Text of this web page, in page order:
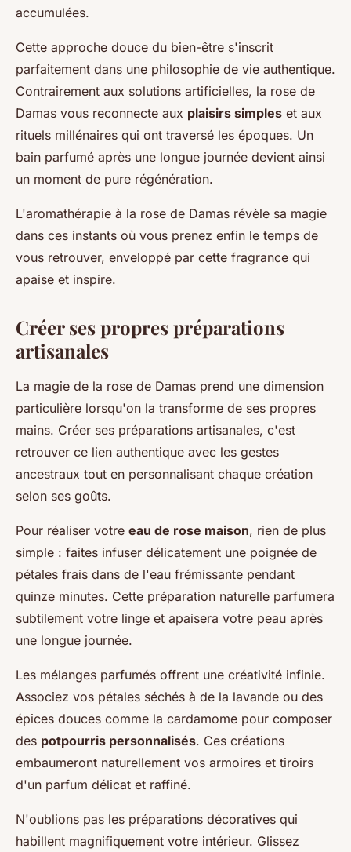
accumulées.
Cette approche douce du bien-être s'inscrit
parfaitement dans une philosophie de vie authentique.
Contrairement aux solutions artificielles, la rose de
Damas vous reconnecte aux plaisirs simples et aux
rituels millénaires qui ont traversé les époques. Un
bain parfumé après une longue journée devient ainsi
un moment de pure régénération.
L'aromathérapie à la rose de Damas révèle sa magie
dans ces instants où vous prenez enfin le temps de
vous retrouver, enveloppé par cette fragrance qui
apaise et inspire.
Créer ses propres préparations
artisanales
La magie de la rose de Damas prend une dimension
particulière lorsqu'on la transforme de ses propres
mains. Créer ses préparations artisanales, c'est
retrouver ce lien authentique avec les gestes
ancestraux tout en personnalisant chaque création
selon ses goûts.
Pour réaliser votre eau de rose maison, rien de plus
simple : faites infuser délicatement une poignée de
pétales frais dans de l'eau frémissante pendant
quinze minutes. Cette préparation naturelle parfumera
subtilement votre linge et apaisera votre peau après
une longue journée.
Les mélanges parfumés offrent une créativité infinie.
Associez vos pétales séchés à de la lavande ou des
épices douces comme la cardamome pour composer
des potpourris personnalisés. Ces créations
embaumeront naturellement vos armoires et tiroirs
d'un parfum délicat et raffiné.
N'oublions pas les préparations décoratives qui
habillent magnifiquement votre intérieur. Glissez